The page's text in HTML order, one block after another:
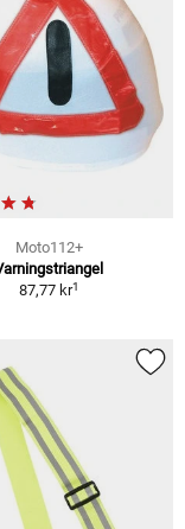
Moto112+
87,77 kr1